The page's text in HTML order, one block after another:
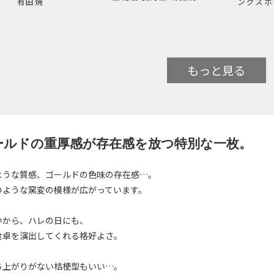
もっと見る
ルドの重厚感が存在感を放つ特別な一枚。
な質感、ゴールドの色味の存在感…。
うな窯変の模様が広がっています。
ら、ハレの日にも、
を演出してくれる格好よさ。
がりがない桔梗型もいい…。